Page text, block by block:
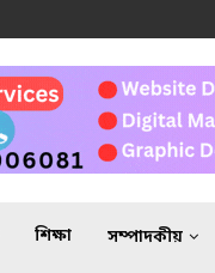
শিক্ষা সম্পাদকীয়